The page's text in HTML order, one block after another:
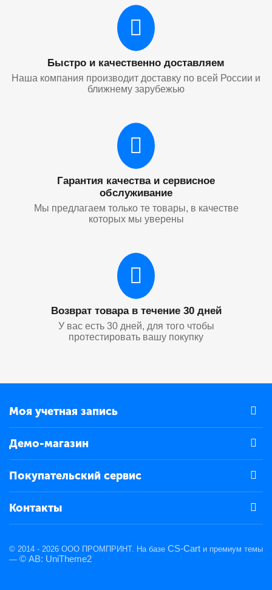
Быстро и качественно доставляем
Наша компания производит доставку по всей России и
ближнему зарубежью
Гарантия качества и сервисное
обслуживание
Мы предлагаем только те товары, в качестве
которых мы уверены
Возврат товара в течение 30 дней
У вас есть 30 дней, для того чтобы
протестировать вашу покупку
Моя учетная запись
Демо-магазин
Покупательский сервис
Контакты
© 2014 - 2026 ООО ПРОМПРИНТ. На базе CS-Cart и премиум темы
— © AB: UniTheme2